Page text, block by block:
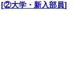
[②大学・新入部員]